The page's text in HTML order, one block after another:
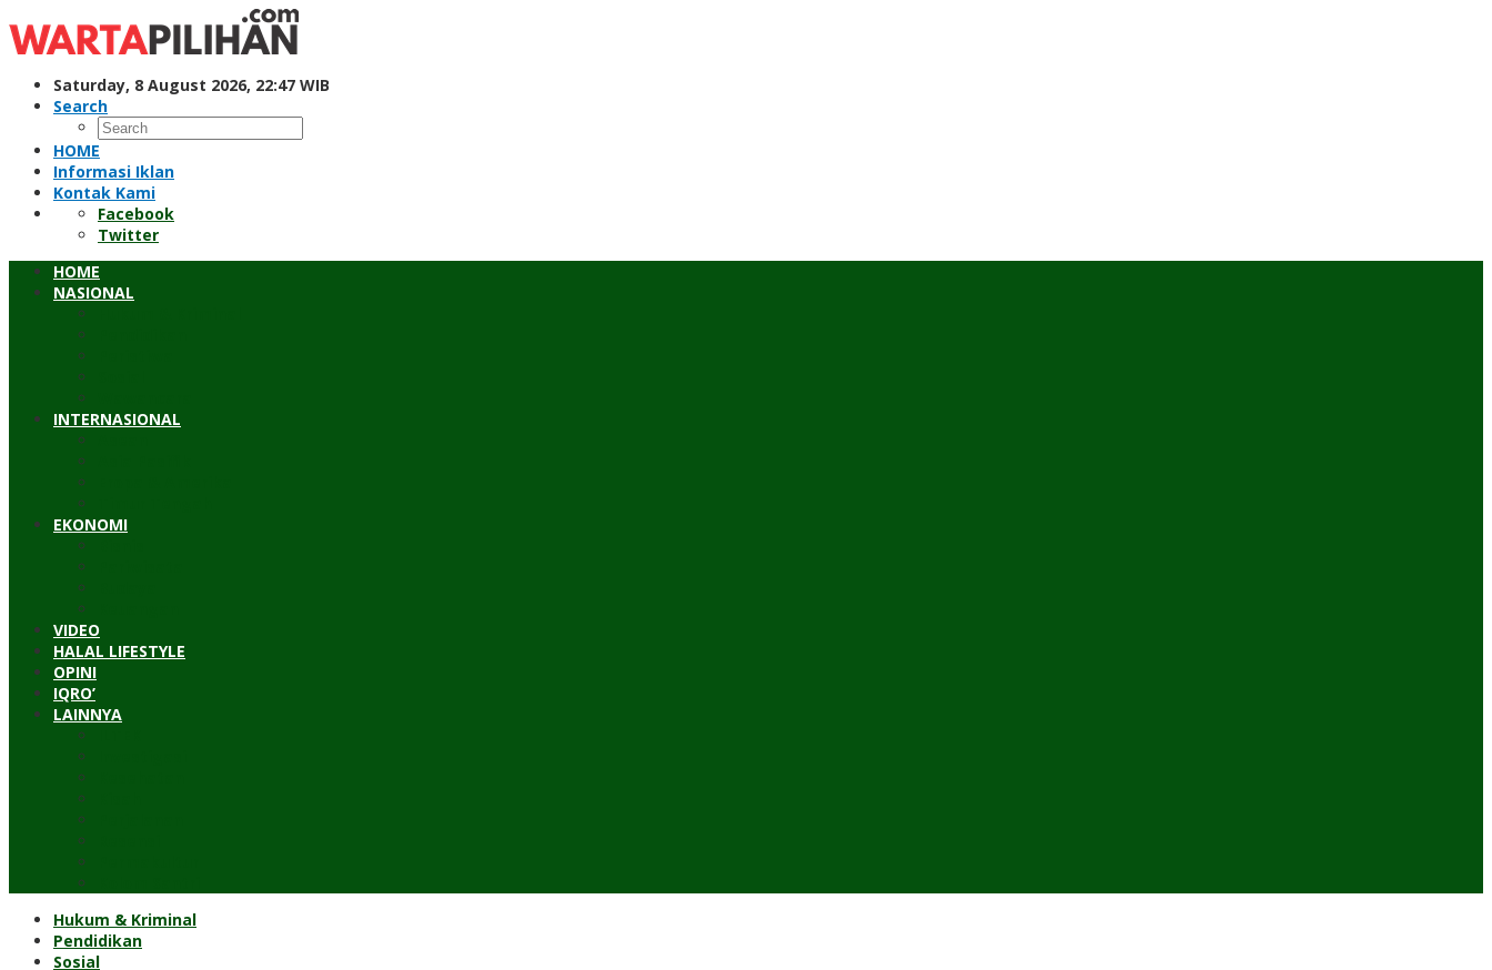
to
content
Saturday, 8 August 2026, 22:47 WIB
Search
HOME
Informasi Iklan
Kontak Kami
Facebook
Twitter
HOME
NASIONAL
INTERNASIONAL
EKONOMI
VIDEO
HALAL LIFESTYLE
OPINI
IQRO’
LAINNYA
Hukum & Kriminal
Pendidikan
Sosial